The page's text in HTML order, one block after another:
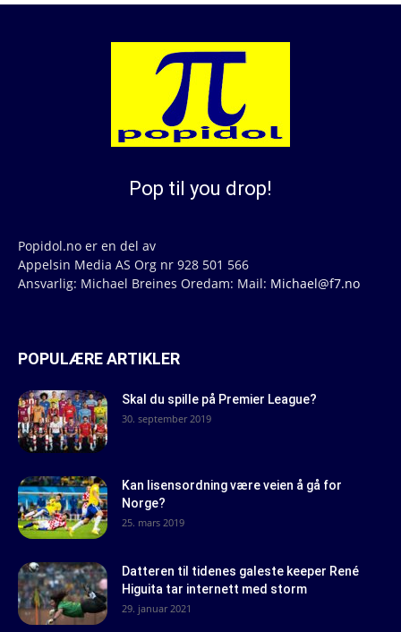
Pop til you drop!
Popidol.no er en del av
Appelsin Media AS Org nr 928 501 566
Ansvarlig: Michael Breines Oredam: Mail: Michael@f7.no
POPULÆRE ARTIKLER
Skal du spille på Premier League?
30. september 2019
Kan lisensordning være veien å gå for
Norge?
25. mars 2019
Datteren til tidenes galeste keeper René
Higuita tar internett med storm
29. januar 2021